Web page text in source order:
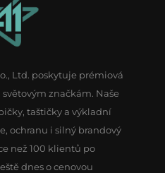
Ltd. poskytuje prémiová
značkám. Naše
taštičky a výkladní
ochranu i silný brandový
než 100 klientů po
dnes o cenovou